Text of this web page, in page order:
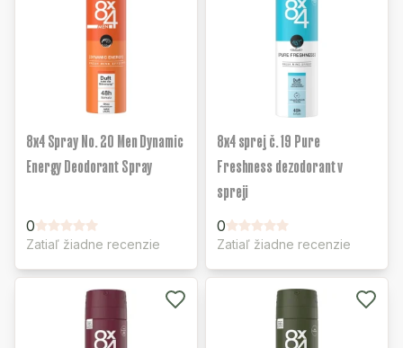
8x4 Spray No. 20 Men Dynamic
Energy Deodorant Spray
0
Zatiaľ žiadne recenzie
8x4 sprej č. 19 Pure
Freshness dezodorant v
spreji
0
Zatiaľ žiadne recenzie